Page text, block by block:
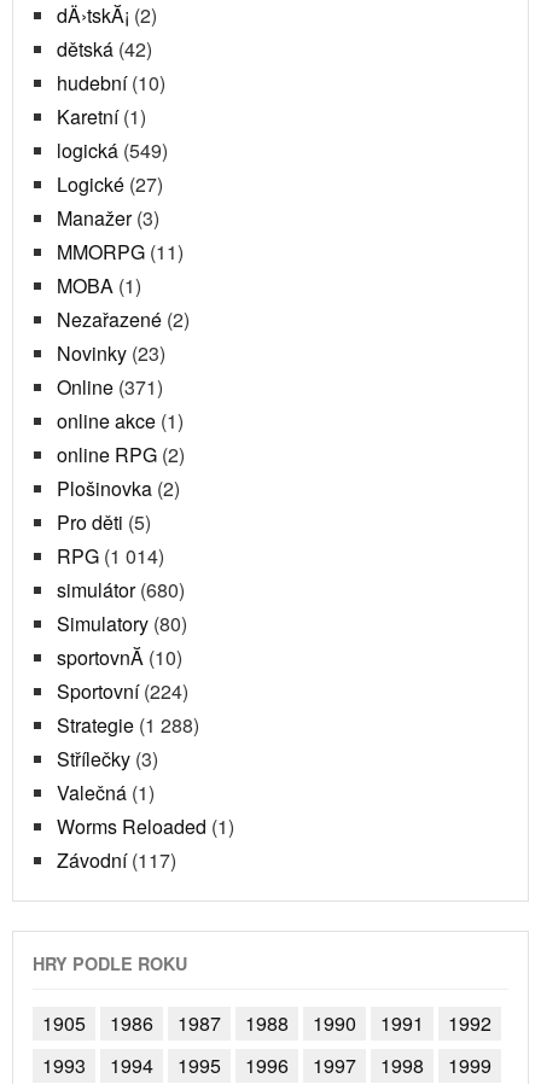
dÄ›tskĂ¡ (2)
dětská (42)
hudební(10)
Karetní(1)
logická (549)
Logické (27)
Manažer(3)
MMORPG (11)
MOBA (1)
Nezařazené (2)
Novinky (23)
Online (371)
online akce (1)
online RPG (2)
Plošinovka (2)
Pro děti (5)
RPG (1 014)
simulátor(680)
Simulatory (80)
sportovnĂ­ (10)
Sportovní(224)
Strategie (1 288)
Střílečky (3)
Valečná (1)
Worms Reloaded (1)
Závodní(117)
HRY PODLE ROKU
1905 1986 1987 1988 1990 1991
1992
1993
1994 1995 1996 1997 1998 1999